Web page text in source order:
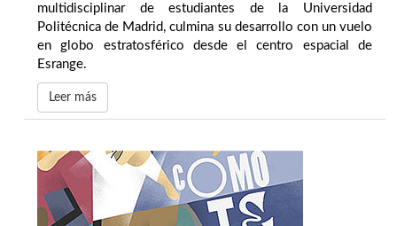
multidisciplinar de estudiantes de la Universidad
Politécnica de Madrid, culmina su desarrollo con un vuelo
en globo estratosférico desde el centro espacial de
Esrange.
Leer más